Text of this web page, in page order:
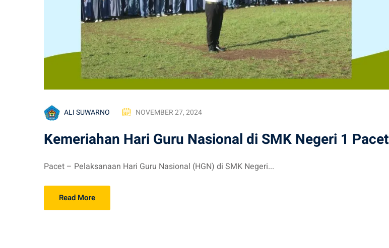
ALI SUWARNO NOVEMBER 27, 2024
Kemeriahan Hari Guru Nasional di SMK Negeri 1 Pacet
Pacet – Pelaksanaan Hari Guru Nasional (HGN) di SMK Negeri...
Read More